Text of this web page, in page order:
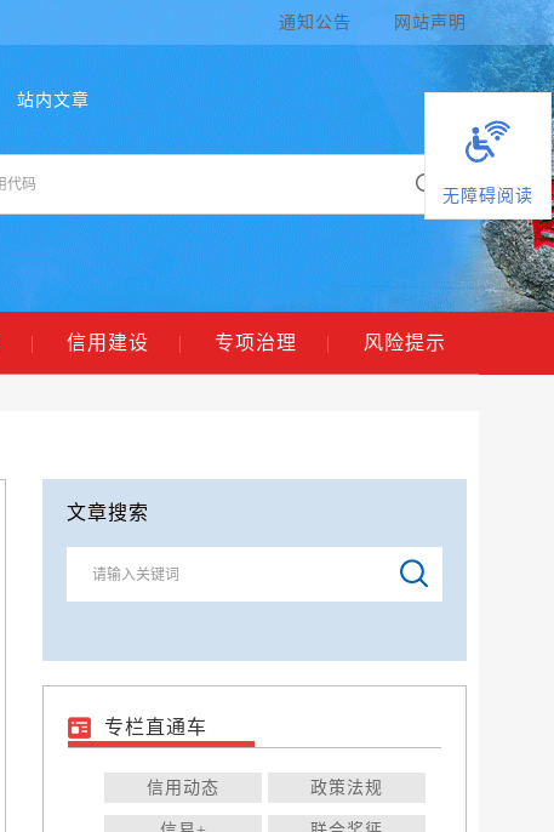
通知公告 网站声明
站内文章
无障碍阅读
| 信用建设 | 专项治理 | 风险提示
文章搜索
专栏直通车
信用动态 政策法规